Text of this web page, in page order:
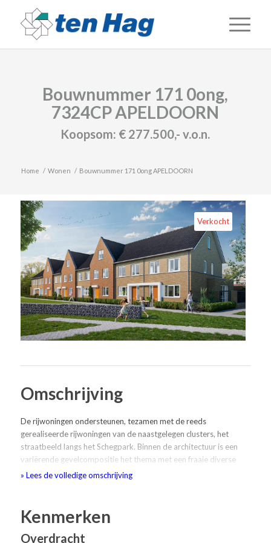
Bouwnummer 171 0ong,
7324CP APELDOORN
Koopsom: € 277.500,-v.o.n.
Home / Wonen / Bouwnummer 171 0ong APELDOORN
Verkocht
Omschrijving
De rijwoningen ondersteunen, tezamen met de reeds
gerealiseerde rijwoningen van de naastgelegen clusters, het
straatbeeld langs het Schegpark. Binnen de architectuur is een
variërende gevelcompositie het thema met een fraaie diverse
kleurstelling in de bakstenen gevelopbouw. De vormgeving biedt
woningtypes met Volendammer kapvorm (met strakke
dakrandbeeïndiging), de luxe metalen kaders t.p.v. de entrees en
de gemetselde erfafscheidingen t.p.v. de hoekwoningen zijn fraaie
» Lees de volledige omschrijving
Kenmerken
Overdracht